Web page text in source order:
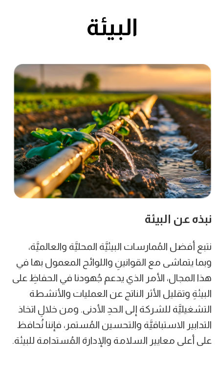
البيئة
نبذه عن البيئة
نتبع أفضل المُمارسات البيئيَّة المحليَّة والعالميَّة،
وبما يتماشى مع القوانينِ واللوائح المعمول بها في
هذا المجال، الأمر الذي يدعم جُهودنا في الحفاظِ على
البيئةِ وتقليل الأثر الناتج عن العمليات والأنشطة
التشغيليَّة للشركة إلى الحدِ الأدنى. ومن خلالِ اتخاذ
التدابير الاستباقيَّة والتحسين المُستمر، فإننا نُحافظ
على أعلى معايير السلامة والإدارة المُستدامة للبيئة.